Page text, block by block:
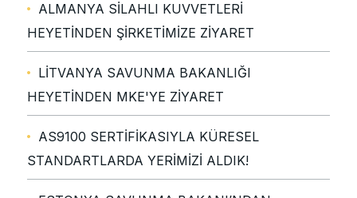
ALMANYA SİLAHLI KUVVETLERİ
HEYETİNDEN ŞİRKETİMİZE ZİYARET
LİTVANYA SAVUNMA BAKANLIĞI
HEYETİNDEN MKE'YE ZİYARET
AS9100 SERTİFİKASIYLA KÜRESEL
STANDARTLARDA YERİMİZİ ALDIK!